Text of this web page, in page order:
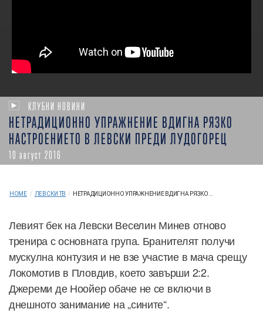
КЛУБНИ НОВИНИ
НЕТРАДИЦИОННО УПРАЖНЕНИЕ ВДИГНА РЯЗКО
НАСТРОЕНИЕТО В ЛЕВСКИ ПРЕДИ ЛУДОГОРЕЦ
10 август 2016
HOME / ЛЕВСКИ ТВ / НЕТРАДИЦИОННО УПРАЖНЕНИЕ ВДИГНА РЯЗКО...
Левият бек на Левски Веселин Минев отново
тренира с основната група. Бранителят получи
мускулна контузия и не взе участие в мача срещу
Локомотив в Пловдив, което завърши 2:2.
Джереми де Ноойер обаче не се включи в
днешното занимание на „сините“.